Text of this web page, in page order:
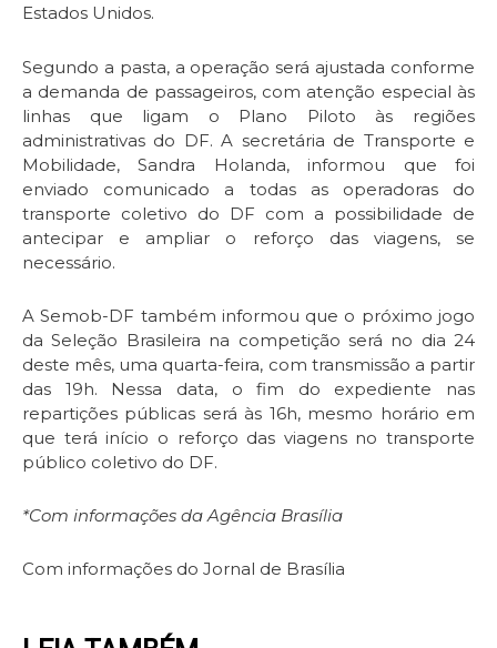
Estados Unidos.
Segundo a pasta, a operação será ajustada conforme
a demanda de passageiros, com atenção especial às
linhas que ligam o Plano Piloto às regiões
administrativas do DF. A secretária de Transporte e
Mobilidade, Sandra Holanda, informou que foi
enviado comunicado a todas as operadoras do
transporte coletivo do DF com a possibilidade de
antecipar e ampliar o reforço das viagens, se
necessário.
A Semob-DF também informou que o próximo jogo
da Seleção Brasileira na competição será no dia 24
deste mês, uma quarta-feira, com transmissão a partir
das 19h. Nessa data, o fim do expediente nas
repartições públicas será às 16h, mesmo horário em
que terá início o reforço das viagens no transporte
público coletivo do DF.
*Com informações da Agência Brasília
Com informações do Jornal de Brasília